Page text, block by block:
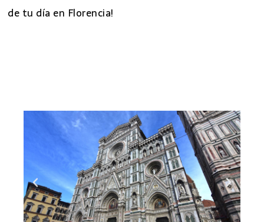
de referencia en un viaje por la Toscana. ¡Disfruta